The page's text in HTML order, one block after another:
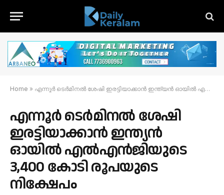
Home » എന്നൂർ ടെർമിനൽ ശേഷി ഇരട്ടിയാക്കാൻ ഇന്ത്യൻ ഓയിൽ എൽഎൻജിയുടെ 3,400 കോടി രൂപയുടെ നിക്ഷേപം
എന്നൂർ ടെർമിനൽ ശേഷി
ഇരട്ടിയാക്കാൻ ഇന്ത്യൻ
ഓയിൽ എൽഎൻജിയുടെ
3,400 കോടി രൂപയുടെ
നിക്ഷേപം